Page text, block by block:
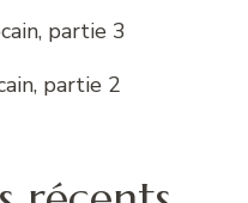
partie 3
partie 2